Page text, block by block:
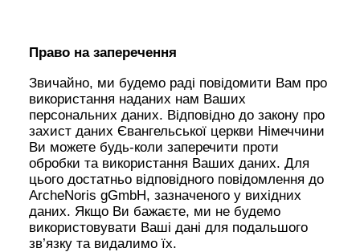
Право на заперечення
Звичайно, ми будемо раді повідомити Вам про
використання наданих нам Ваших
персональних даних. Відповідно до закону про
захист даних Євангельської церкви Німеччини
Ви можете будь-коли заперечити проти
обробки та використання Ваших даних. Для
цього достатньо відповідного повідомлення до
ArcheNoris gGmbH, зазначеного у вихідних
даних. Якщо Ви бажаєте, ми не будемо
використовувати Ваші дані для подальшого
зв’язку та видалимо їх.